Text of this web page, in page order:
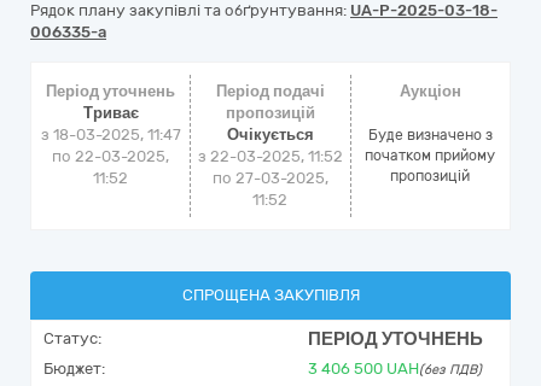
Рядок плану закупівлі та обґрунтування: UA-P-2025-03-18-
006335-a
Період уточнень
Триває
з 18-03-2025, 11:47
по 22-03-2025,
11:52
Період подачі
пропозицій
Очікується
з 22-03-2025, 11:52
по 27-03-2025,
11:52
Аукціон
Буде визначено з
початком прийому
пропозицій
СПРОЩЕНА ЗАКУПІВЛЯ
Статус: ПЕРІОД УТОЧНЕНЬ
Бюджет: 3 406 500 UAH(без ПДВ)